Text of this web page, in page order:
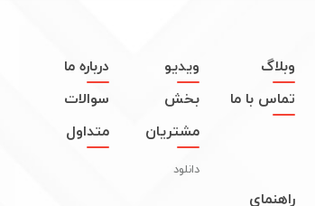
وبلاگ ویدیو
درباره ما
تماس با ما
بخش
مشتریان
دانلود
سوالات
متداول
راهنمای